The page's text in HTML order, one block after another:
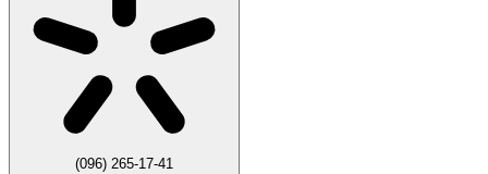
(096) 265-17-41